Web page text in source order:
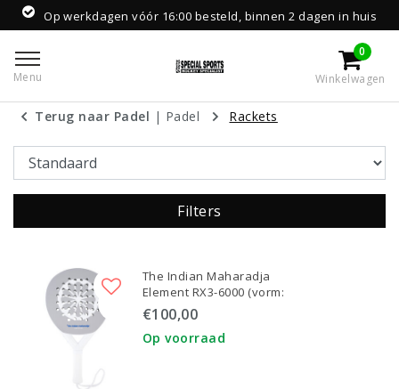
vóór 16:00 besteld, binnen 2 dagen in huis
Menu
0
Winkelwagen
Terug naar Padel | Padel Rackets
Filters
The Indian Maharadja
Element RX3-6000 (vorm:
Rond)
€100,00
Op voorraad